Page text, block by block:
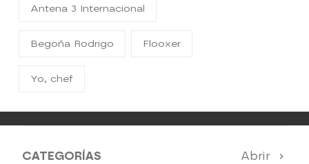
Antena 3 Internacional
Begoña Rodrigo Flooxer
Yo, chef
CATEGORÍAS Abrir